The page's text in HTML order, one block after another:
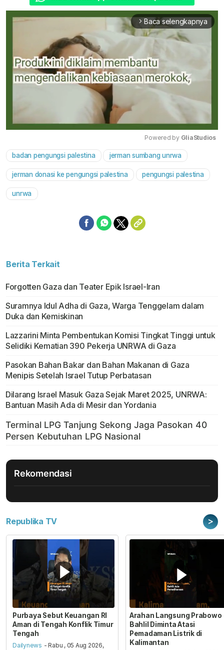
arrow_forward_ios Baca selengkapnya
Mute
Powered by GliaStudios
badan pengungsi palestina jerman sumbang unrwa
jerman donasi ke pengungsi palestina pengungsi palestina
unrwa
Berita Terkait
Forgotten Gaza dan Teater Epik Israel-Iran
Suramnya Idul Adha di Gaza, Warga Tenggelam dalam
Duka dan Kemiskinan
Lazzarini Minta Pembentukan Komisi Tingkat Tinggi untuk
Selidiki Kematian 390 Pekerja UNRWA di Gaza
Pasokan Bahan Bakar dan Bahan Makanan di Gaza
Menipis Setelah Israel Tutup Perbatasan
Dilarang Israel Masuk Gaza Sejak Maret 2025, UNRWA:
Bantuan Masih Ada di Mesir dan Yordania
Rekomendasi
Republika TV >
Purbaya Sebut Keuangan RI
Aman di Tengah Konflik Timur
Tengah
Dailynews - Rabu , 05 Aug 2026,
Arahan Langsung Prabowo
Bahlil Diminta Atasi
Pemadaman Listrik di
Kalimantan